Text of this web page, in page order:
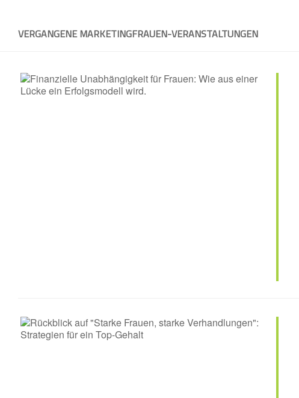
content
VERGANGENE MARKETINGFRAUEN-VERANSTALTUNGEN